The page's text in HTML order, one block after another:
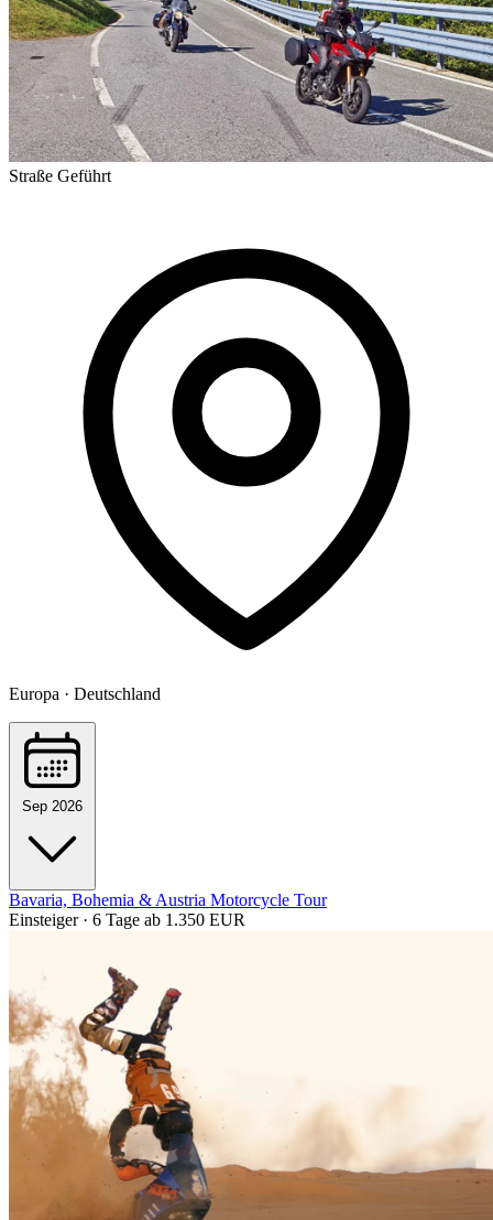
Straße Geführt
Europa · Deutschland
Sep 2026
Bavaria, Bohemia & Austria Motorcycle Tour
Einsteiger · 6 Tage ab 1.350 EUR